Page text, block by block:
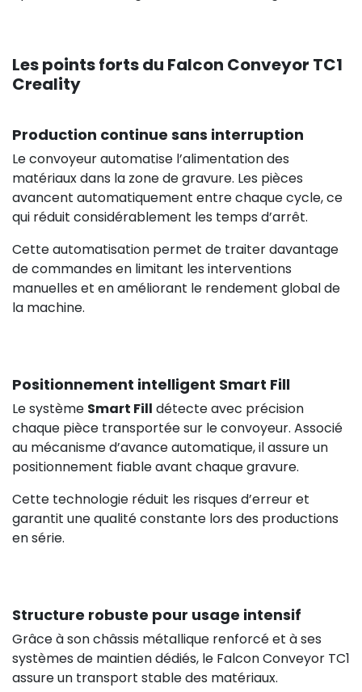
Les points forts du Falcon Conveyor TC1
Creality
Production continue sans interruption
Le convoyeur automatise l’alimentation des
matériaux dans la zone de gravure. Les pièces
avancent automatiquement entre chaque cycle, ce
qui réduit considérablement les temps d’arrêt.
Cette automatisation permet de traiter davantage
de commandes en limitant les interventions
manuelles et en améliorant le rendement global de
la machine.
Positionnement intelligent Smart Fill
Le système Smart Fill détecte avec précision
chaque pièce transportée sur le convoyeur. Associé
au mécanisme d’avance automatique, il assure un
positionnement fiable avant chaque gravure.
Cette technologie réduit les risques d’erreur et
garantit une qualité constante lors des productions
en série.
Structure robuste pour usage intensif
Grâce à son châssis métallique renforcé et à ses
systèmes de maintien dédiés, le Falcon Conveyor TC1
assure un transport stable des matériaux.